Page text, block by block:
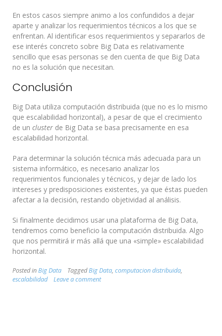
En estos casos siempre animo a los confundidos a dejar
aparte y analizar los requerimientos técnicos a los que se
enfrentan. Al identificar esos requerimientos y separarlos de
ese interés concreto sobre Big Data es relativamente
sencillo que esas personas se den cuenta de que Big Data
no es la solución que necesitan.
Conclusión
Big Data utiliza computación distribuida (que no es lo mismo
que escalabilidad horizontal), a pesar de que el crecimiento
de un cluster de Big Data se basa precisamente en esa
escalabilidad horizontal.
Para determinar la solución técnica más adecuada para un
sistema informático, es necesario analizar los
requerimientos funcionales y técnicos, y dejar de lado los
intereses y predisposiciones existentes, ya que éstas pueden
afectar a la decisión, restando objetividad al análisis.
Si finalmente decidimos usar una plataforma de Big Data,
tendremos como beneficio la computación distribuida. Algo
que nos permitirá ir más allá que una «simple» escalabilidad
horizontal.
Posted inBig Data TaggedBig Data, computacion distribuida,
escalabilidad
Leave a comment